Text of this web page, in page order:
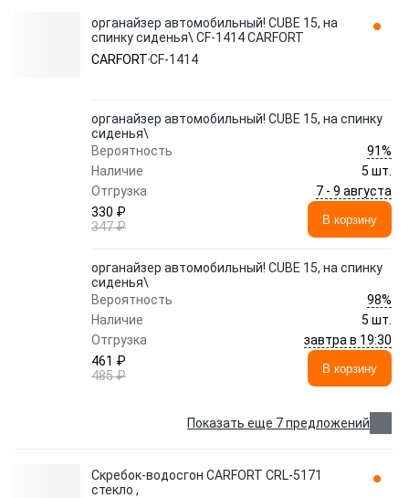
органайзер автомобильный! CUBE 15, на
спинку сиденья\ CF-1414 CARFORT
CARFORTCF-1414
органайзер автомобильный! CUBE 15, на спинку
сиденья\
Вероятность
91%
Наличие
5 шт.
Отгрузка
7 - 9 августа
330 ₽
347 ₽
В корзину
органайзер автомобильный! CUBE 15, на спинку
сиденья\
Вероятность
98%
Наличие
5 шт.
Отгрузка
завтра в 19:30
461 ₽
485 ₽
В корзину
Показать еще 7 предложений
Скребок-водосгон CARFORT CRL-5171
стекло ,